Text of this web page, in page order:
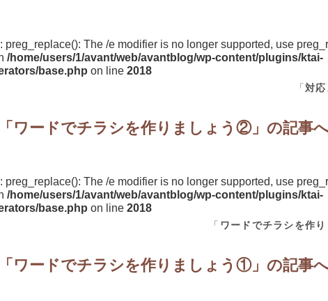
: preg_replace(): The /e modifier is no longer supported, use
/home/users/1/avant/web/avantblog/wp-content/plugins/ktai-
base.php on line 2018
「対応
「 ワードでチラシを作りましょう②」の記事
: preg_replace(): The /e modifier is no longer supported, use
/home/users/1/avant/web/avantblog/wp-content/plugins/ktai-
base.php on line 2018
「 ワードでチラシを作
「 ワードでチラシを作りましょう①」の記事